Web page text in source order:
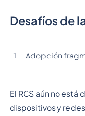
Desafíos de
Adopción
El RCS aún no
dispositivos y